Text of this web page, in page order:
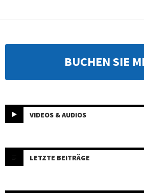
BUCHEN SIE
VIDEOS & AUDIOS
LETZTE BEITRÄGE